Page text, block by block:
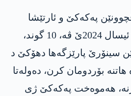
په‌كه‌كێ و ئارتێشا
تركیێ یێن ژ 5 ته‌باخا ئیسال 2024ێ ڤه‌، 10 گوند،
سینۆرێ پارێزگه‌ها دهۆكێ د
هاتنه‌ بۆردومان كرن، ده‌وله‌تا
هه‌موه‌خت په‌كه‌كێ ژی